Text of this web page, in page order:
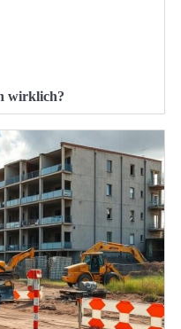
wirklich?